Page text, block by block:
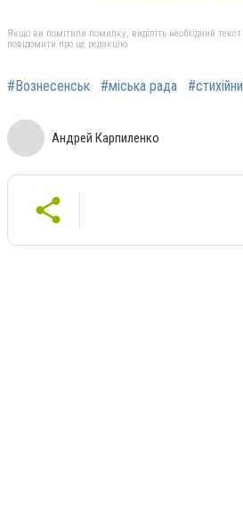
Якщо ви помітили помилку, виділіть необхідний
повідомити про це редакцію
#Вознесенськ #міська рада
Андрей Карпиленко